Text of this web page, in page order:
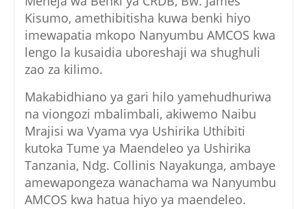
Kisumo, amethibitisha kuwa benki hiyo
imewapatia mkopo Nanyumbu AMCOS kwa
lengo la kusaidia uboreshaji wa shughuli
zao za kilimo.
Makabidhiano ya gari hilo yamehudhuriwa
na viongozi mbalimbali, akiwemo Naibu
Mrajisi wa Vyama vya Ushirika Uthibiti
kutoka Tume ya Maendeleo ya Ushirika
Tanzania, Ndg. Collinis Nayakunga, ambaye
amewapongeza wanachama wa Nanyumbu
AMCOS kwa hatua hiyo ya maendeleo.